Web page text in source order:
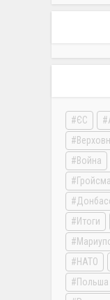
ЄС
Война
Итоги
НАТО
Польша